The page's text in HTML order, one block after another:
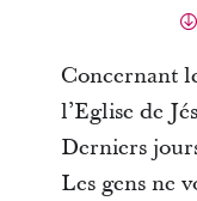
Concernant
l’Eglise de
Derniers
Les gens ne